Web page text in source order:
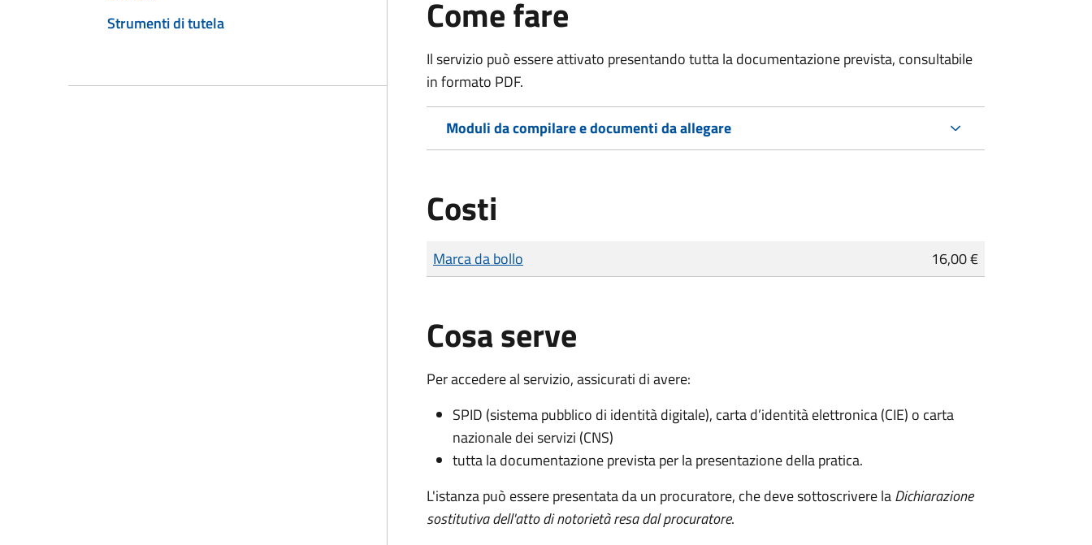
Strumenti di tutela
Come fare
Il servizio può essere attivato presentando tutta la documentazione prevista, consultabile
in formato PDF.
Moduli da compilare e documenti da allegare
Costi
Tipo di pagamento
Importo
Marca da bollo 16,00 €
Cosa serve
Per accedere al servizio, assicurati di avere:
SPID (sistema pubblico di identità digitale), carta d’identità elettronica (CIE) o carta
nazionale dei servizi (CNS)
tutta la documentazione prevista per la presentazione della pratica.
L'istanza può essere presentata da un procuratore, che deve sottoscrivere laDichiarazione
sostitutiva dell'atto di notorietà resa dal procuratore.